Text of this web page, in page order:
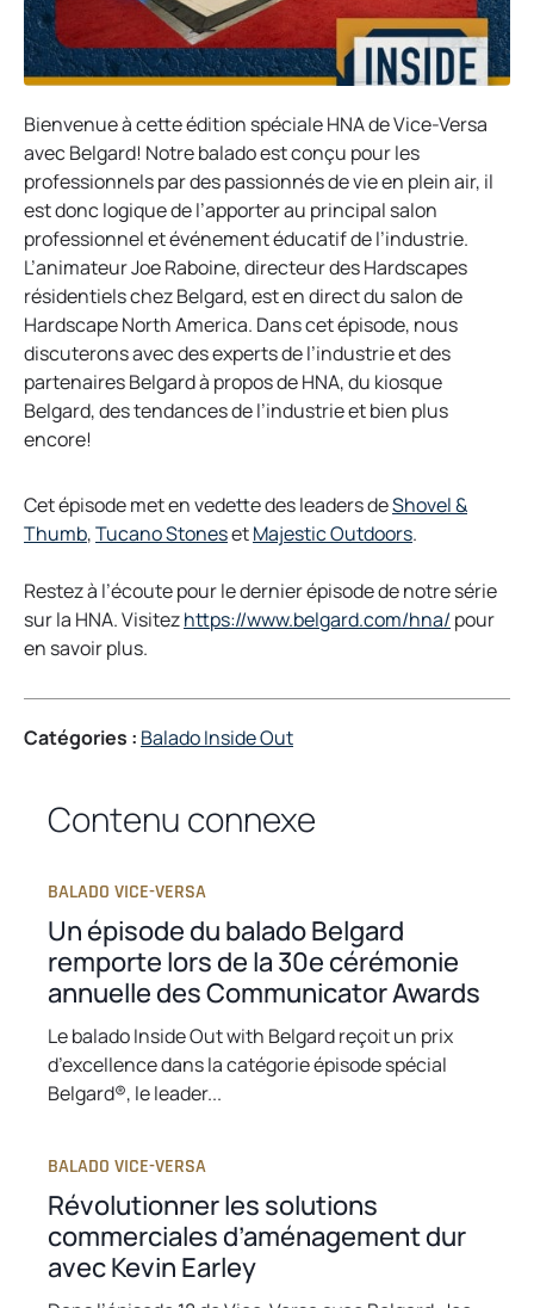
Bienvenue à cette édition spéciale HNA de Vice-Versa
avec Belgard! Notre balado est conçu pour les
professionnels par des passionnés de vie en plein air, il
est donc logique de l’apporter au principal salon
professionnel et événement éducatif de l’industrie.
L’animateur Joe Raboine, directeur des Hardscapes
résidentiels chez Belgard, est en direct du salon de
Hardscape North America. Dans cet épisode, nous
discuterons avec des experts de l’industrie et des
partenaires Belgard à propos de HNA, du kiosque
Belgard, des tendances de l’industrie et bien plus
encore!
Cet épisode met en vedette des leaders deShovel &
Thumbo
e
n
s
n
a
w
b
,Tucano Stoneso
e
n
n
a
w
etMajestic Outdoorso
e
n
n
.
Restez à l’écoute pour le dernier épisode de notre série
sur la HNA. Visitezhttps://www.belgard.com/hna/ o
n
a
b
pour
en savoir plus.
Catégories : Balado Inside Out
Contenu connexe
BALADO VICE-VERSA
Un épisode du balado Belgard
remporte lors de la 30e cérémonie
annuelle des Communicator Awards
Le balado Inside Out with Belgard reçoit un prix
d’excellence dans la catégorie épisode spécial
Belgard®, le leader...
BALADO VICE-VERSA
Révolutionner les solutions
commerciales d’aménagement dur
avec Kevin Earley